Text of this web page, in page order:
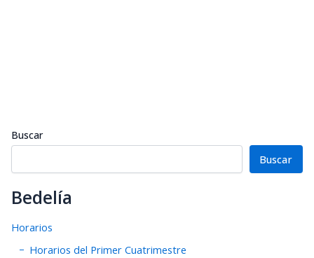
Buscar
Buscar
Bedelía
Horarios
Horarios del Primer Cuatrimestre